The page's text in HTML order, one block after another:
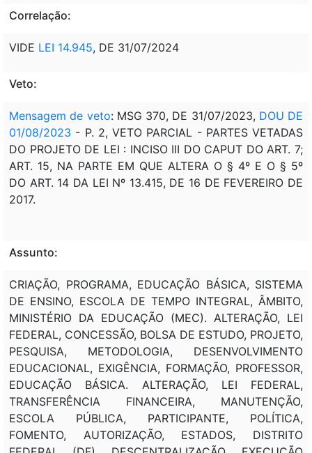
Correlação:
VIDE LEI 14.945, DE 31/07/2024
Veto:
Mensagem de veto: MSG 370, DE 31/07/2023, DOU DE
01/08/2023 - P. 2, VETO PARCIAL - PARTES VETADAS
DO PROJETO DE LEI : INCISO III DO CAPUT DO ART. 7;
ART. 15, NA PARTE EM QUE ALTERA O § 4º E O § 5º
DO ART. 14 DA LEI Nº 13.415, DE 16 DE FEVEREIRO DE
2017.
Assunto:
CRIAÇÃO, PROGRAMA, EDUCAÇÃO BÁSICA, SISTEMA
DE ENSINO, ESCOLA DE TEMPO INTEGRAL, ÂMBITO,
MINISTÉRIO DA EDUCAÇÃO (MEC). ALTERAÇÃO, LEI
FEDERAL, CONCESSÃO, BOLSA DE ESTUDO, PROJETO,
PESQUISA, METODOLOGIA, DESENVOLVIMENTO
EDUCACIONAL, EXIGÊNCIA, FORMAÇÃO, PROFESSOR,
EDUCAÇÃO BÁSICA. ALTERAÇÃO, LEI FEDERAL,
TRANSFERÊNCIA FINANCEIRA, MANUTENÇÃO,
ESCOLA PÚBLICA, PARTICIPANTE, POLÍTICA,
FOMENTO, AUTORIZAÇÃO, ESTADOS, DISTRITO